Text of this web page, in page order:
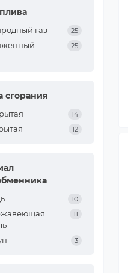
газ 25
25
сгорания
14
12
10
11
3